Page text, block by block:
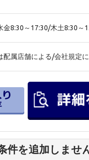
金8:30～17:30/木土8:30～
配属店舗による/会社規定
件を追加しませ